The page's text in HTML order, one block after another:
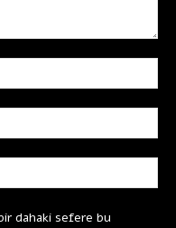
dahaki sefere bu